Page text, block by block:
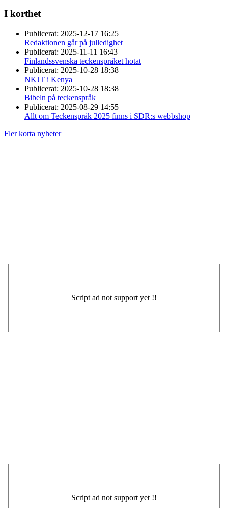
I korthet
Publicerat: 2025-12-17 16:25
Redaktionen går på julledighet
Publicerat: 2025-11-11 16:43
Finlandssvenska teckenspråket hotat
Publicerat: 2025-10-28 18:38
NKJT i Kenya
Publicerat: 2025-10-28 18:38
Bibeln på teckenspråk
Publicerat: 2025-08-29 14:55
Allt om Teckenspråk 2025 finns i SDR:s webbshop
Fler korta nyheter